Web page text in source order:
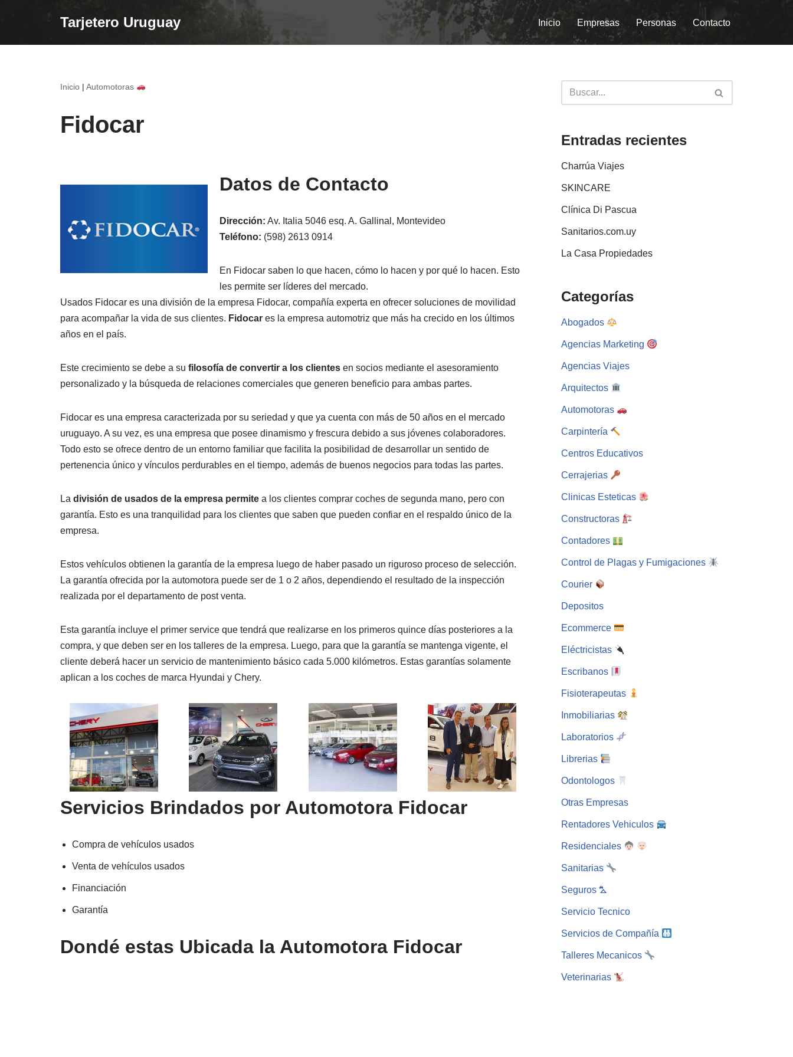
Tarjetero Uruguay Inicio Empresas Personas Contacto
Inicio | Automotoras
Fidocar
Datos de Contacto
Dirección: Av. Italia 5046 esq. A. Gallinal, Montevideo
Teléfono: (598) 2613 0914
En Fidocar saben lo que hacen, cómo lo hacen y por qué lo hacen. Esto
les permite ser líderes del mercado.
Usados Fidocar es una división de la empresa Fidocar, compañía experta en ofrecer soluciones de movilidad
para acompañar la vida de sus clientes. Fidocar es la empresa automotriz que más ha crecido en los últimos
años en el país.
Este crecimiento se debe a su filosofía de convertir a los clientes en socios mediante el asesoramiento
personalizado y la búsqueda de relaciones comerciales que generen beneficio para ambas partes.
Fidocar es una empresa caracterizada por su seriedad y que ya cuenta con más de 50 años en el mercado
uruguayo. A su vez, es una empresa que posee dinamismo y frescura debido a sus jóvenes colaboradores.
Todo esto se ofrece dentro de un entorno familiar que facilita la posibilidad de desarrollar un sentido de
pertenencia único y vínculos perdurables en el tiempo, además de buenos negocios para todas las partes.
La división de usados de la empresa permite a los clientes comprar coches de segunda mano, pero con
garantía. Esto es una tranquilidad para los clientes que saben que pueden confiar en el respaldo único de la
empresa.
Estos vehículos obtienen la garantía de la empresa luego de haber pasado un riguroso proceso de selección.
La garantía ofrecida por la automotora puede ser de 1 o 2 años, dependiendo el resultado de la inspección
realizada por el departamento de post venta.
Esta garantía incluye el primer service que tendrá que realizarse en los primeros quince días posteriores a la
compra, y que deben ser en los talleres de la empresa. Luego, para que la garantía se mantenga vigente, el
cliente deberá hacer un servicio de mantenimiento básico cada 5.000 kilómetros. Estas garantías solamente
aplican a los coches de marca Hyundai y Chery.
Servicios Brindados por Automotora Fidocar
Compra de vehículos usados
Venta de vehículos usados
Financiación
Garantía
Dondé estas Ubicada la Automotora Fidocar
Entradas recientes
Charrúa Viajes
SKINCARE
Clínica Di Pascua
Sanitarios.com.uy
La Casa Propiedades
Categorías
Abogados
Agencias Marketing
Agencias Viajes
Arquitectos
Automotoras
Carpintería
Centros Educativos
Cerrajerias
Clinicas Esteticas
Constructoras
Contadores
Control de Plagas y Fumigaciones
Courier
Depositos
Ecommerce
Eléctricistas
Escribanos
Fisioterapeutas
Inmobiliarias
Laboratorios
Librerias
Odontologos
Otras Empresas
Rentadores Vehiculos
Residenciales
Sanitarias
Seguros ⛍
Servicio Tecnico
Servicios de Compañía
Talleres Mecanicos
Veterinarias